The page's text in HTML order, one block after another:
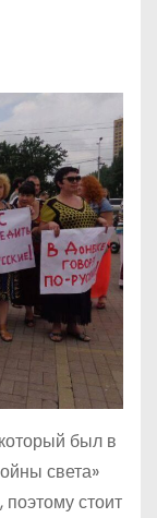
был в
света»
стоит